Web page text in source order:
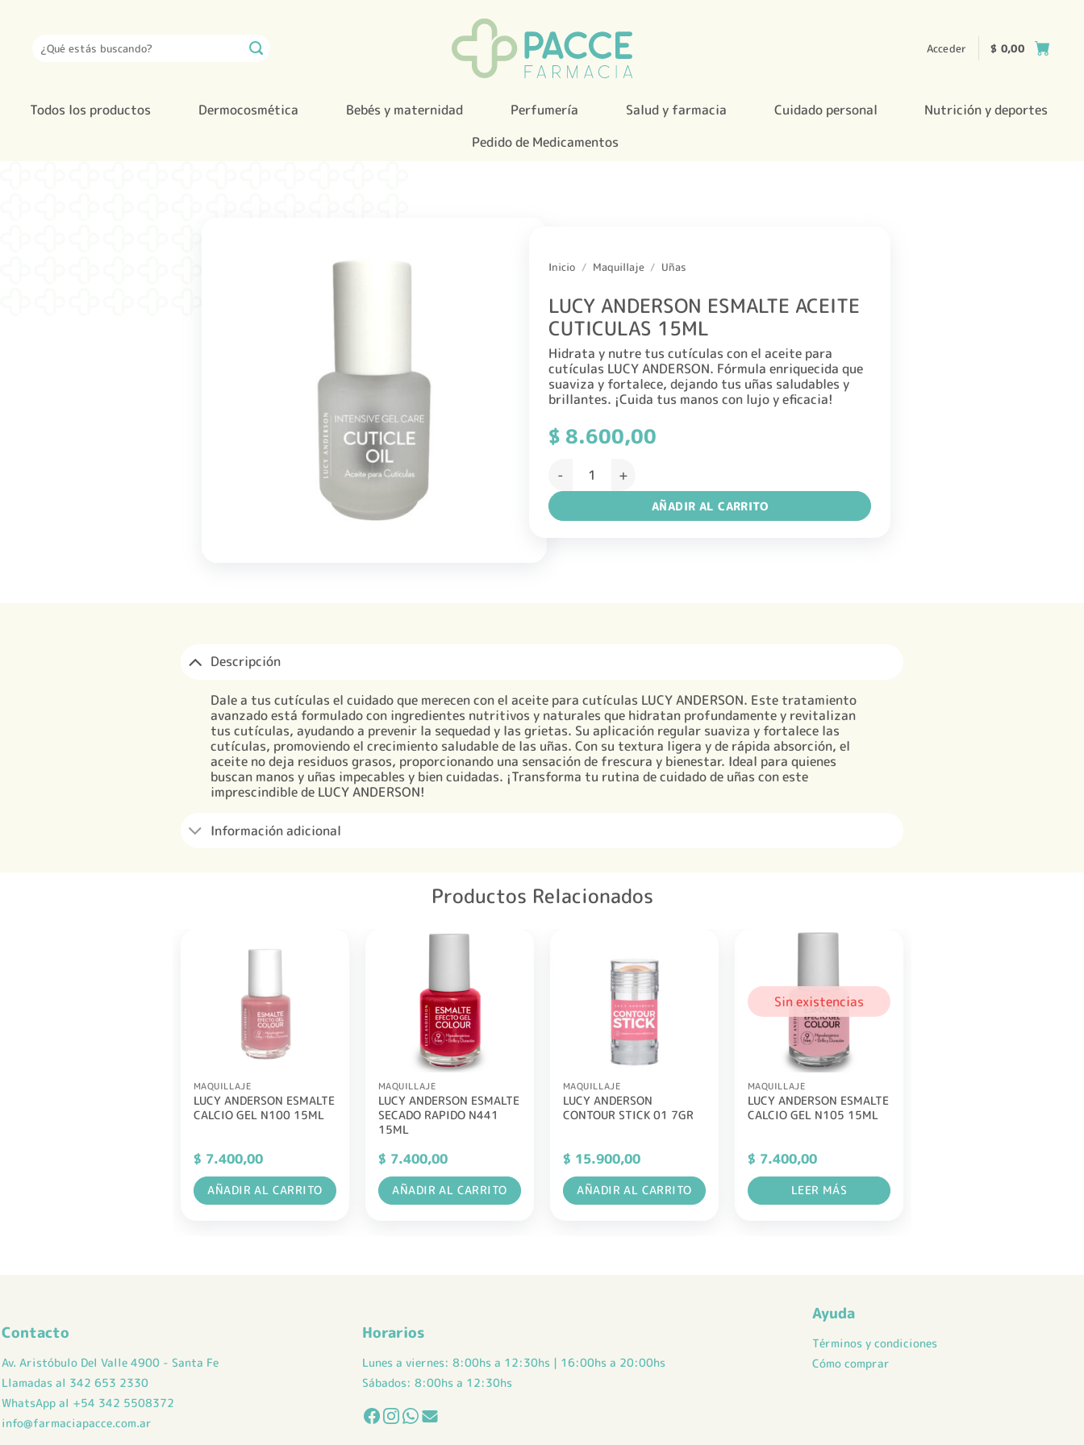
contenido
Buscar
por:
Acceder $ 0,00
Todos los productos Dermocosmética Bebés y maternidad Perfumería Salud y farmacia Cuidado personal
Nutrición y deportes
Pedido de Medicamentos
Inicio / Maquillaje / Uñas
LUCY ANDERSON ESMALTE ACEITE
CUTICULAS 15ML
Hidrata y nutre tus cutículas con el aceite para
cutículas LUCY ANDERSON. Fórmula enriquecida que
suaviza y fortalece, dejando tus uñas saludables y
brillantes. ¡Cuida tus manos con lujo y eficacia!
$ 8.600,00
LUCY ANDERSON ESMALTE ACEITE CUTICULAS 15ML cantidad
AÑADIR AL CARRITO
Descripción
Dale a tus cutículas el cuidado que merecen con el aceite para cutículas LUCY ANDERSON. Este tratamiento
avanzado está formulado con ingredientes nutritivos y naturales que hidratan profundamente y revitalizan
tus cutículas, ayudando a prevenir la sequedad y las grietas. Su aplicación regular suaviza y fortalece las
cutículas, promoviendo el crecimiento saludable de las uñas. Con su textura ligera y de rápida absorción, el
aceite no deja residuos grasos, proporcionando una sensación de frescura y bienestar. Ideal para quienes
buscan manos y uñas impecables y bien cuidadas. ¡Transforma tu rutina de cuidado de uñas con este
imprescindible de LUCY ANDERSON!
Información adicional
Productos Relacionados
MAQUILLAJE
LUCY ANDERSON ESMALTE
CALCIO GEL N100 15ML
$ 7.400,00
AÑADIR AL CARRITO
MAQUILLAJE
LUCY ANDERSON ESMALTE
SECADO RAPIDO N441
15ML
$ 7.400,00
AÑADIR AL CARRITO
MAQUILLAJE
LUCY ANDERSON
CONTOUR STICK 01 7GR
$ 15.900,00
AÑADIR AL CARRITO
Sin existencias
MAQUILLAJE
LUCY ANDERSON ESMALTE
CALCIO GEL N105 15ML
$ 7.400,00
LEER MÁS
Contacto
Av. Aristóbulo Del Valle 4900 - Santa Fe
Llamadas al 342 653 2330
WhatsApp al +54 342 5508372
info@farmaciapacce.com.ar
Horarios
Lunes a viernes: 8:00hs a 12:30hs | 16:00hs a 20:00hs
Sábados: 8:00hs a 12:30hs
Ayuda
Términos y condiciones
Cómo comprar